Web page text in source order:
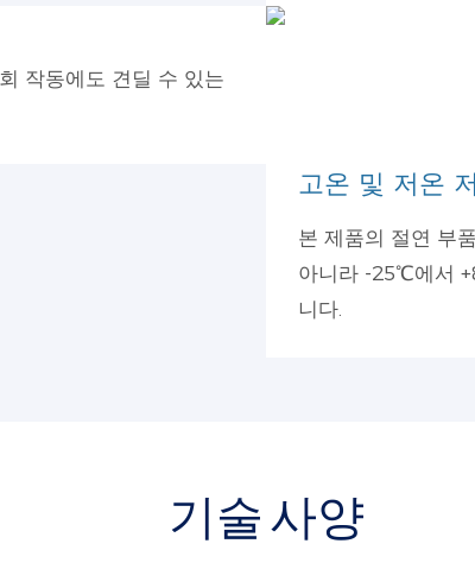
작동에도 견딜 수 있는
고온 및 저온
본 제품의 절연 부
아니라 -25℃에서
니다.
기술 사양